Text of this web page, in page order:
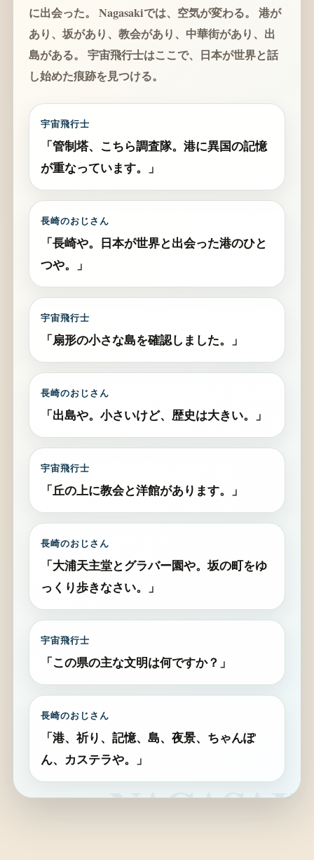
に出会った。 Nagasakiでは、空気が変わる。 港が
あり、坂があり、教会があり、中華街があり、出
島がある。 宇宙飛行士はここで、日本が世界と話
し始めた痕跡を見つける。
宇宙飛行士
「管制塔、こちら調査隊。港に異国の記憶
が重なっています。」
長崎のおじさん
「長崎や。日本が世界と出会った港のひと
つや。」
宇宙飛行士
「扇形の小さな島を確認しました。」
長崎のおじさん
「出島や。小さいけど、歴史は大きい。」
宇宙飛行士
「丘の上に教会と洋館があります。」
長崎のおじさん
「大浦天主堂とグラバー園や。坂の町をゆ
っくり歩きなさい。」
宇宙飛行士
「この県の主な文明は何ですか？」
長崎のおじさん
「港、祈り、記憶、島、夜景、ちゃんぽ
ん、カステラや。」